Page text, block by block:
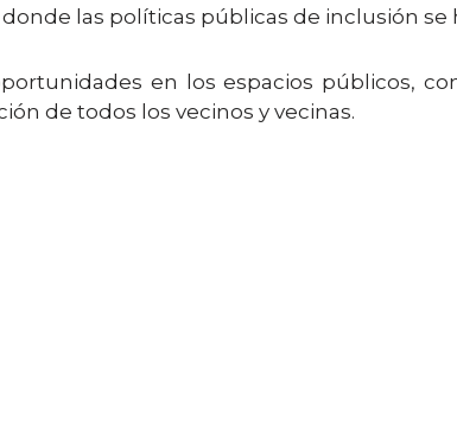
las políticas públicas de inclusión se
en los espacios públicos,
de todos los vecinos y vecinas.